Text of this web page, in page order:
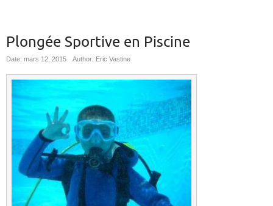
Plongée Sportive en Piscine
Date: mars 12, 2015 Author: Eric Vastine